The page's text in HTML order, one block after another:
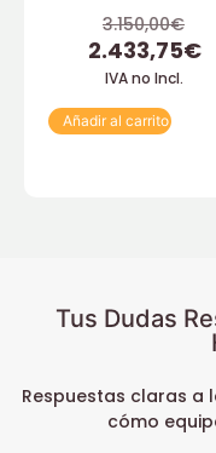
3.150,00€
2.433,75€
IVA no Incl.
Añadir al carrito
Tus Dudas
Respuestas claras a
cómo